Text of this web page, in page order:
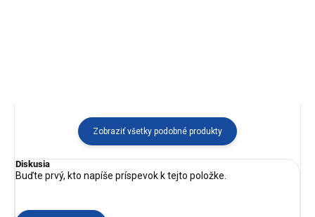
Zobraziť všetky podobné produkty
Diskusia
Buďte prvý, kto napíše príspevok k tejto položke.